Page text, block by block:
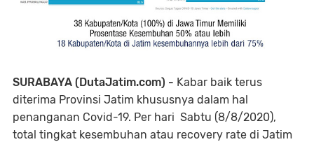
SURABAYA (DutaJatim.com) - Kabar baik terus
diterima Provinsi Jatim khususnya dalam hal
penanganan Covid-19. Per hari Sabtu (8/8/2020),
total tingkat kesembuhan atau recovery rate di Jatim